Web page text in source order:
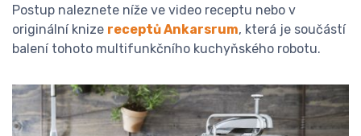
Postup naleznete níže ve video receptu nebo v
originální knize receptů Ankarsrum, která je součástí
balení tohoto multifunkčního kuchyňského robotu.